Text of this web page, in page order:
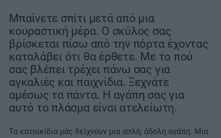
Μπαίνετε σπίτι μετά από μια
κουραστική μέρα. Ο σκύλος σας
βρίσκεται πίσω από την πόρτα έχοντας
καταλάβει ότι θα έρθετε. Με το πού
σας βλέπει τρέχει πάνω σας για
αγκαλιές και παιχνίδια. Ξεχνάτε
αμέσως τα πάντα. Η αγάπη σας για
αυτό το πλάσμα είναι ατελείωτη.
Τα κατοικίδια μάς δείχνουν μια απλή, άδολη αγάπη. Μια